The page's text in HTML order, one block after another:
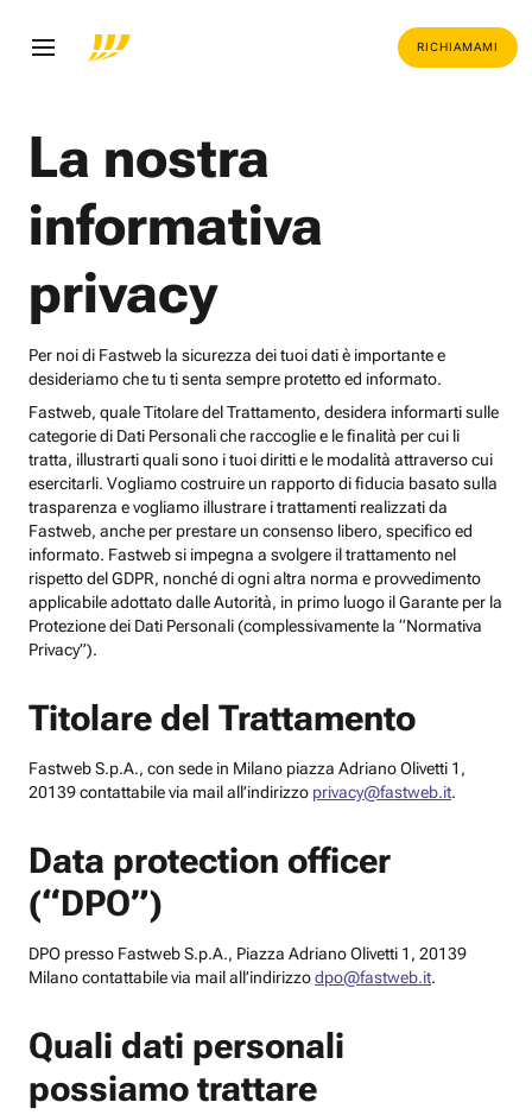
RICHIAMAMI
La nostra
informativa
privacy
Per noi di Fastweb la sicurezza dei tuoi dati è importante e
desideriamo che tu ti senta sempre protetto ed informato.
Fastweb, quale Titolare del Trattamento, desidera informarti sulle
categorie di Dati Personali che raccoglie e le finalità per cui li
tratta, illustrarti quali sono i tuoi diritti e le modalità attraverso cui
esercitarli. Vogliamo costruire un rapporto di fiducia basato sulla
trasparenza e vogliamo illustrare i trattamenti realizzati da
Fastweb, anche per prestare un consenso libero, specifico ed
informato. Fastweb si impegna a svolgere il trattamento nel
rispetto del GDPR, nonché di ogni altra norma e provvedimento
applicabile adottato dalle Autorità, in primo luogo il Garante per la
Protezione dei Dati Personali (complessivamente la “Normativa
Privacy”).
Titolare del Trattamento
Fastweb S.p.A., con sede in Milano piazza Adriano Olivetti 1,
20139 contattabile via mail all’indirizzo privacy@fastweb.it.
Data protection officer
(“DPO”)
DPO presso Fastweb S.p.A., Piazza Adriano Olivetti 1, 20139
Milano contattabile via mail all’indirizzodpo@fastweb.it.
Quali dati personali
possiamo trattare